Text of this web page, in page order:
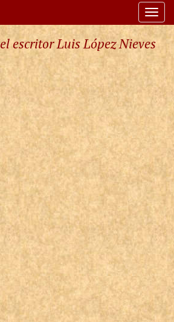
escritor Luis López Nieves